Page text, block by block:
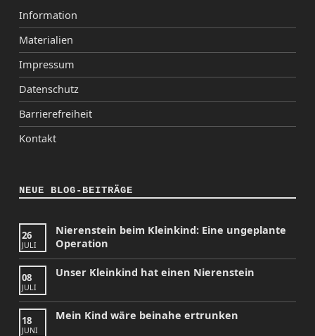
Information
Materialien
Impressum
Datenschutz
Barrierefreiheit
Kontakt
NEUE BLOG-BEITRÄGE
26
JULI
Nierenstein beim Kleinkind: Eine ungeplante
Operation
08
JULI
Unser Kleinkind hat einen Nierenstein
18
JUNI
Mein Kind wäre beinahe ertrunken